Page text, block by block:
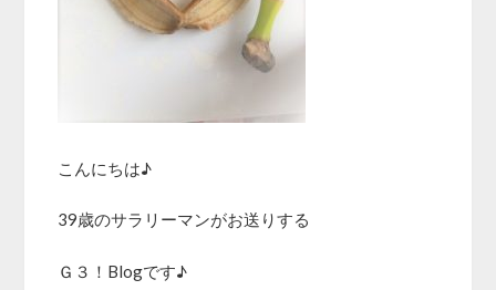
こんにちは♪
39歳のサラリーマンがお送りする
Ｇ３！Blogです♪